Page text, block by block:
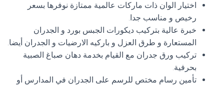
اختيار الوان ذات ماركات عالمية ممتازة نوفرها بسعر
رخيص و مناسب جدا.
خبرة عالية بتركيب ديكورات الجبس بورد و الجدران
المستعارة و طرق العزل و باركيه الارضيات و الجدران أيضا.
تركيب ورق جدران مع القيام بخدمة دهان صباغ الصبية
بحرفية.
تأمين رسام مختص للرسم على الجدران في المدارس أو